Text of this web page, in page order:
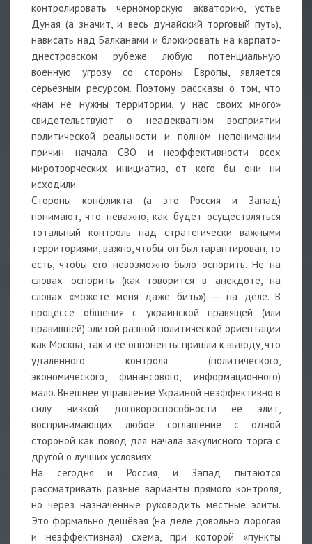
контролировать черноморскую акваторию, устье
Дуная (а значит, и весь дунайский торговый путь),
нависать над Балканами и блокировать на карпато-
днестровском рубеже любую потенциальную
военную угрозу со стороны Европы, является
серьёзным ресурсом. Поэтому рассказы о том, что
«нам не нужны территории, у нас своих много»
свидетельствуют о неадекватном восприятии
политической реальности и полном непонимании
причин начала СВО и неэффективности всех
миротворческих инициатив, от кого бы они ни
исходили.
Стороны конфликта (а это Россия и Запад)
понимают, что неважно, как будет осуществляться
тотальный контроль над стратегически важными
территориями, важно, чтобы он был гарантирован, то
есть, чтобы его невозможно было оспорить. Не на
словах оспорить (как говорится в анекдоте, на
словах «можете меня даже бить») — на деле. В
процессе общения с украинской правящей (или
правившей) элитой разной политической ориентации
как Москва, так и её оппоненты пришли к выводу, что
удалённого контроля (политического,
экономического, финансового, информационного)
мало. Внешнее управление Украиной неэффективно в
силу низкой договороспособности её элит,
воспринимающих любое соглашение с одной
стороной как повод для начала закулисного торга с
другой о лучших условиях.
На сегодня и Россия, и Запад пытаются
рассматривать разные варианты прямого контроля,
но через назначенные руководить местные элиты.
Это формально дешёвая (на деле довольно дорогая
и неэффективная) схема, при которой «пункты